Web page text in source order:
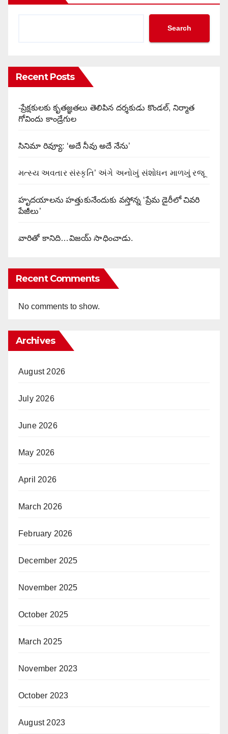
Search
Recent Posts
-ప్రేక్షకులకు కృతజ్ఞతలు తెలిపిన దర్శకుడు కొండల్, నిర్మాత
గోవిందు కాండ్రేగుల
సినిమా రివ్యూ: ‘అదే నీవు అదే నేను’
મત્સ્ય અવતાર સંસ્કૃતિ’ અંગે અનોખું સંશોધન માળખું રજૂ
హృదయాలను హత్తుకునేందుకు వస్తోన్న ‘ప్రేమ డైరీలో చివరి
పేజీలు’
వారితో కానిది…విజయ్ సాధించాడు.
Recent Comments
No comments to show.
Archives
August 2026
July 2026
June 2026
May 2026
April 2026
March 2026
February 2026
December 2025
November 2025
October 2025
March 2025
November 2023
October 2023
August 2023